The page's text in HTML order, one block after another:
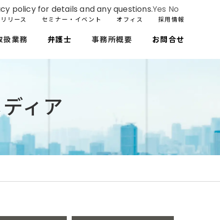
リース セミナー・イベント オフィス 採用情報
扱業務 弁護士 事務所概要 お問合せ
ィア
policy for details and any questions.Yes No